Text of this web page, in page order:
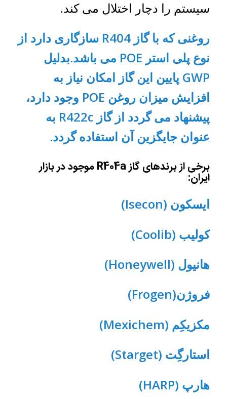
سیستم را دچار اختلال می کند.
روغنی که با گاز R404 سازگاری دارد از
نوع پلی استر POE می باشد.بدلیل
GWP پایین این گاز امکان نیاز به
افزایش میزان روغن POE وجود دارد،
پیشنهاد می گردد از گاز R422c به
عنوان جایگزین آن استفاده گردد.
برخی از برندهای گاز R404a موجود در بازار
ایران:
ایسکون (Isecon)
کولیب (Coolib)
هانیول (Honeywell)
فروژن(Frogen)
مکزیکِم (Mexichem)
استارگِت (Starget)
هارپ (HARP)